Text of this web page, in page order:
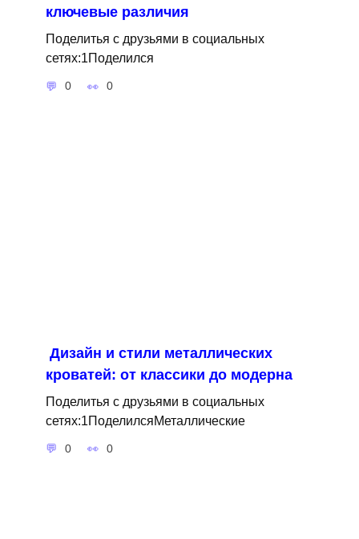
ключевые различия
Поделитья с друзьями в социальных
сетях:1Поделился
0 0
Дизайн и стили металлических
кроватей: от классики до модерна
Поделитья с друзьями в социальных
сетях:1ПоделилсяМеталлические
0 0